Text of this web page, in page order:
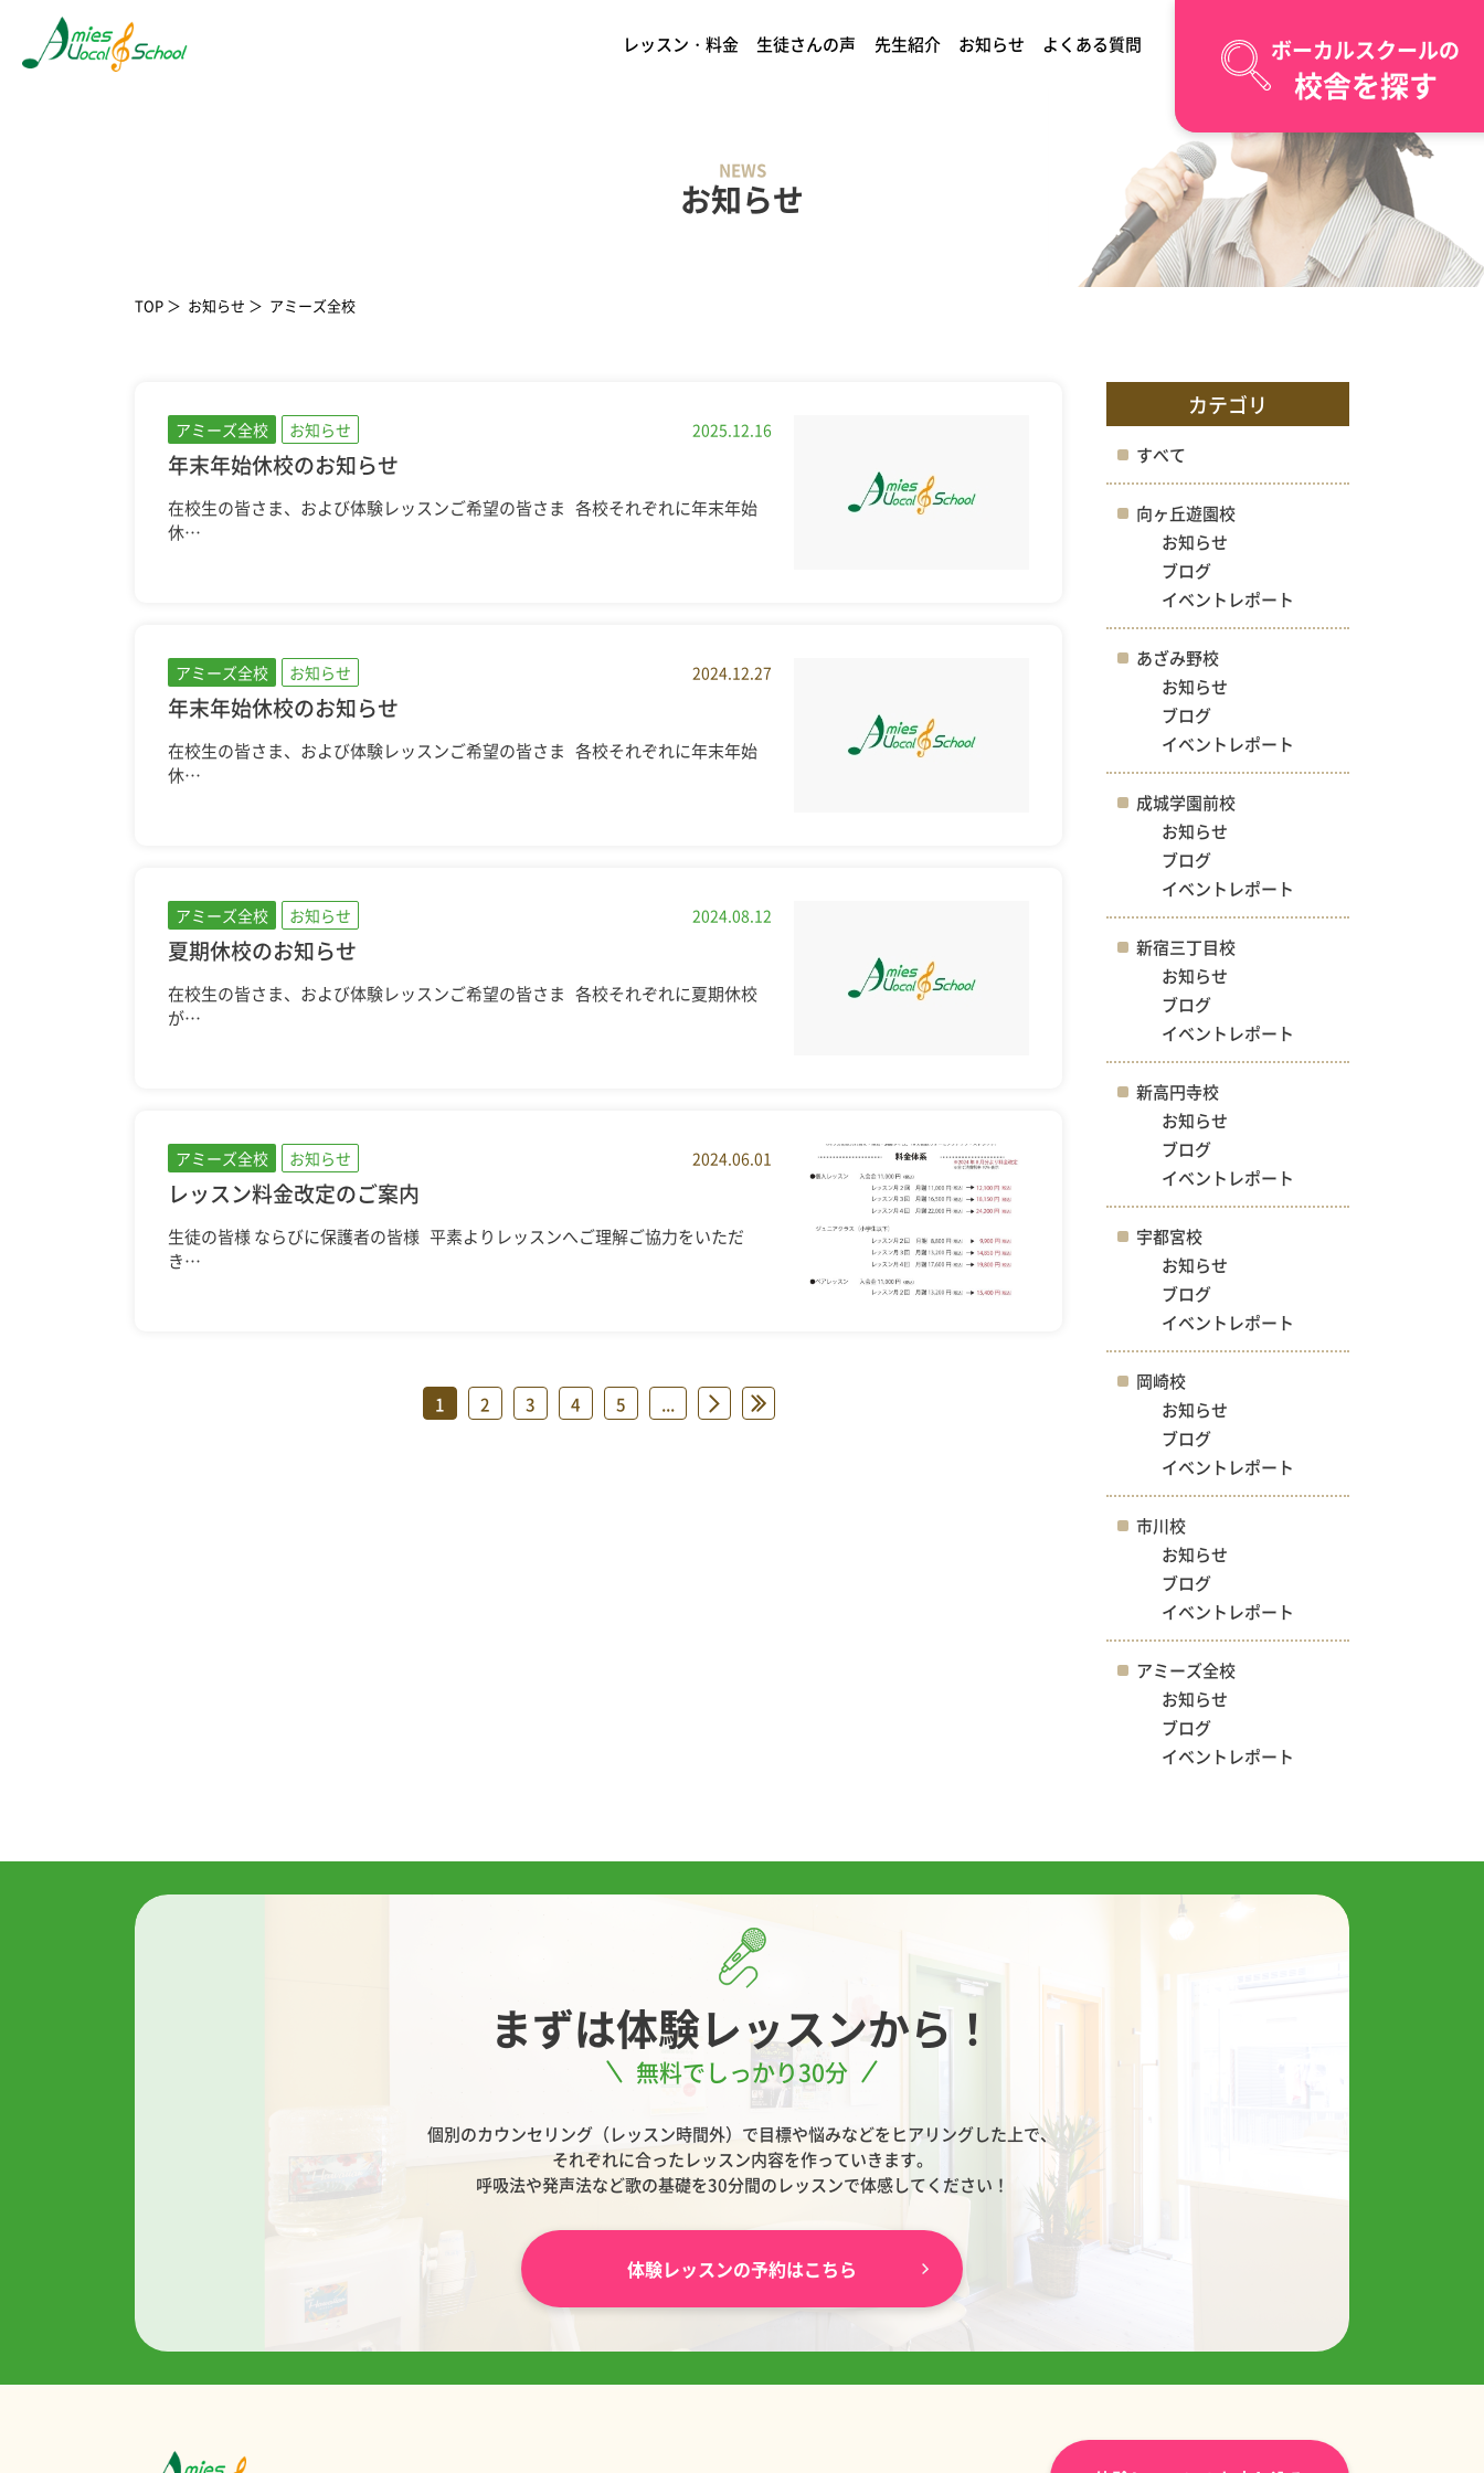
レッスン・料金 生徒さんの声 先生紹介 お知らせ よくある質問 ボーカルスクールの
校舎を探す
NEWS
お知らせ
TOP お知らせ アミーズ全校
アミーズ全校 お知らせ 2025.12.16
年末年始休校のお知らせ
在校生の皆さま、および体験レッスンご希望の皆さま 各校それぞれに年末年始
休…
アミーズ全校 お知らせ 2024.12.27
年末年始休校のお知らせ
在校生の皆さま、および体験レッスンご希望の皆さま 各校それぞれに年末年始
休…
アミーズ全校 お知らせ 2024.08.12
夏期休校のお知らせ
在校生の皆さま、および体験レッスンご希望の皆さま 各校それぞれに夏期休校
が…
アミーズ全校 お知らせ 2024.06.01
レッスン料金改定のご案内
生徒の皆様 ならびに保護者の皆様 平素よりレッスンへご理解ご協力をいただ
き…
1 2 3 4 5 ... » »
カテゴリ
すべて
向ヶ丘遊園校
お知らせ
ブログ
イベントレポート
あざみ野校
お知らせ
ブログ
イベントレポート
成城学園前校
お知らせ
ブログ
イベントレポート
新宿三丁目校
お知らせ
ブログ
イベントレポート
新高円寺校
お知らせ
ブログ
イベントレポート
宇都宮校
お知らせ
ブログ
イベントレポート
岡崎校
お知らせ
ブログ
イベントレポート
市川校
お知らせ
ブログ
イベントレポート
アミーズ全校
お知らせ
ブログ
イベントレポート
まずは体験レッスンから！
無料でしっかり30分
個別のカウンセリング（レッスン時間外）で目標や悩みなどをヒアリングした上で、
それぞれに合ったレッスン内容を作っていきます。
呼吸法や発声法など歌の基礎を30分間のレッスンで体感してください！
体験レッスンの予約はこちら